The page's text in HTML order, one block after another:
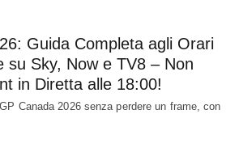
Guida Completa agli Orari
su Sky, Now e TV8 – Non
in Diretta alle 18:00!
Canada 2026 senza perdere un frame, con